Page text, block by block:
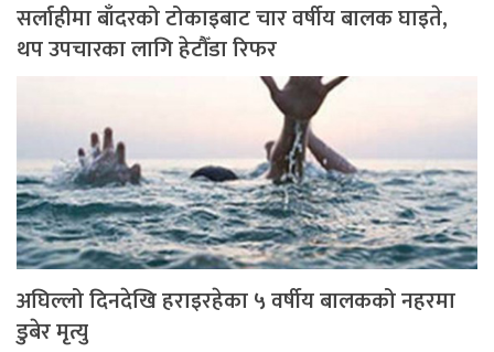
सर्लाहीमा बाँदरको टोकाइबाट चार वर्षीय बालक घाइते,
थप उपचारका लागि हेटौँडा रिफर
अघिल्लो दिनदेखि हराइरहेका ५ वर्षीय बालकको नहरमा
डुबेर मृत्यु